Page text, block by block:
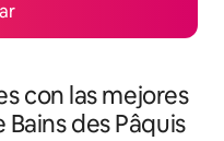
con las mejores
des Pâquis